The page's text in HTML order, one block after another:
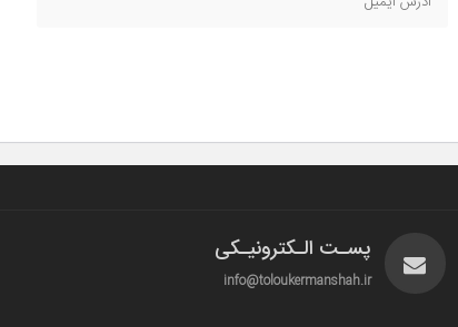
پسـت الـکترونیـکی
info@toloukermanshah.ir